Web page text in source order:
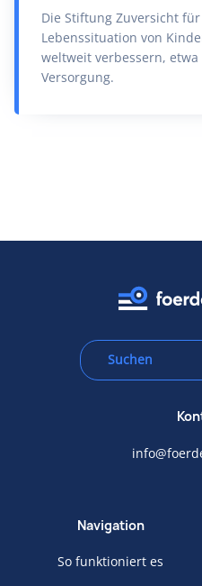
Die Stiftung Zuversicht
Lebenssituation von
weltweit verbessern,
Versorgung.
Navigation
So funktioniert es